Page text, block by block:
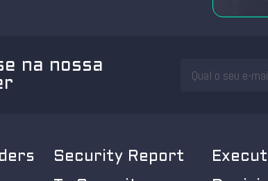
na nossa
Security Report